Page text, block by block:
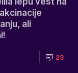
ali
23